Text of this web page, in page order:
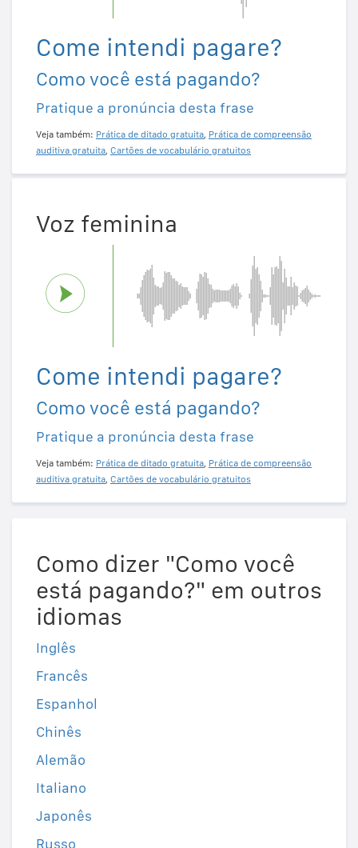
Come intendi pagare?
Como você está pagando?
Pratique a pronúncia desta frase
Veja também: Prática de ditado gratuita, Prática de compreensão
auditiva gratuita, Cartões de vocabulário gratuitos
Voz feminina
Come intendi pagare?
Como você está pagando?
Pratique a pronúncia desta frase
Veja também: Prática de ditado gratuita, Prática de compreensão
auditiva gratuita, Cartões de vocabulário gratuitos
Como dizer "Como você
está pagando?" em outros
idiomas
Inglês
Francês
Espanhol
Chinês
Alemão
Italiano
Japonês
Russo